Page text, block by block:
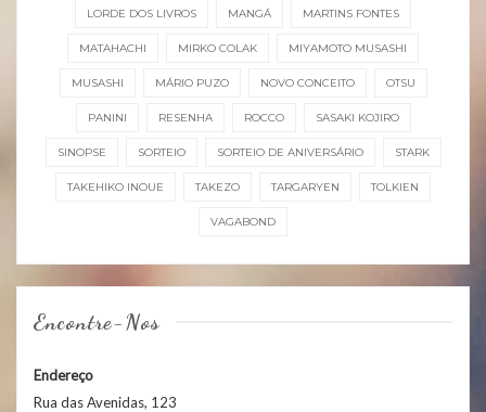
LORDE DOS LIVROS MANGÁ MARTINS FONTES
MATAHACHI MIRKO COLAK MIYAMOTO MUSASHI
MUSASHI MÁRIO PUZO NOVO CONCEITO OTSU
PANINI RESENHA ROCCO SASAKI KOJIRO
SINOPSE SORTEIO SORTEIO DE ANIVERSÁRIO STARK
TAKEHIKO INOUE TAKEZO TARGARYEN TOLKIEN
VAGABOND
Encontre-Nos
Endereço
Rua das Avenidas, 123